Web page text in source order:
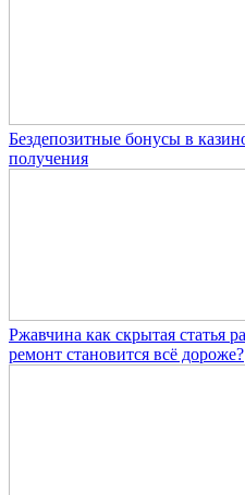
Бездепозитные бонусы в
получения
Ржавчина как скрытая статья
ремонт становится всё дороже?